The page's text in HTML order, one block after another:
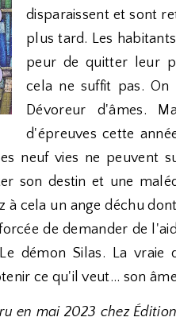
disparaissent et sont
plus tard. Les
peur de quitter leur
cela ne suffit pas.
Dévoreur d'âmes.
d'épreuves cette
neuf vies ne peuvent
son destin et une
cela un ange déchu
de demander de
démon Silas. La
ce qu'il veut... son
en mai 2023 chez